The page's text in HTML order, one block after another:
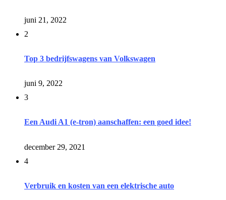
juni 21, 2022
2
Top 3 bedrijfswagens van Volkswagen
juni 9, 2022
3
Een Audi A1 (e-tron) aanschaffen: een goed idee!
december 29, 2021
4
Verbruik en kosten van een elektrische auto